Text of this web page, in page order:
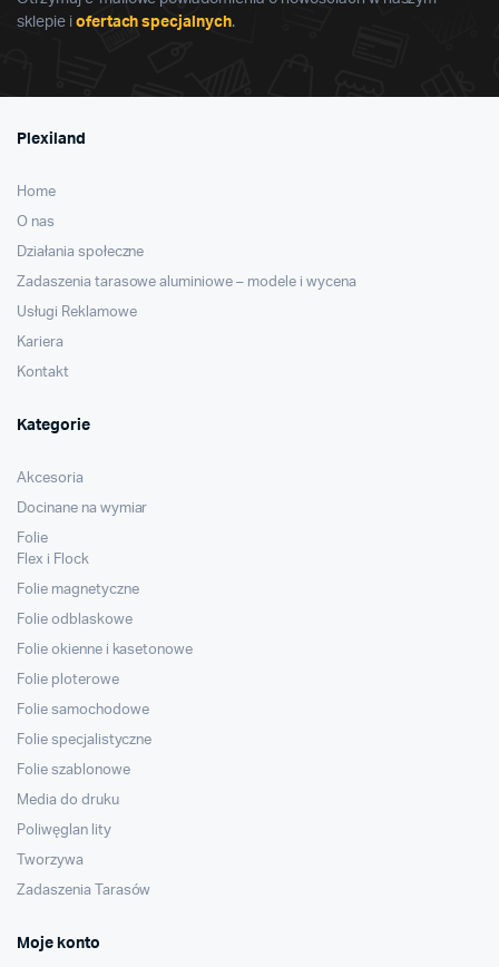
sklepie i ofertach specjalnych.
Plexiland
Home
O nas
Działania społeczne
Zadaszenia tarasowe aluminiowe – modele i wycena
Usługi Reklamowe
Kariera
Kontakt
Kategorie
Akcesoria
Docinane na wymiar
Folie
Flex i Flock
Folie magnetyczne
Folie odblaskowe
Folie okienne i kasetonowe
Folie ploterowe
Folie samochodowe
Folie specjalistyczne
Folie szablonowe
Media do druku
Poliwęglan lity
Tworzywa
Zadaszenia Tarasów
Moje konto